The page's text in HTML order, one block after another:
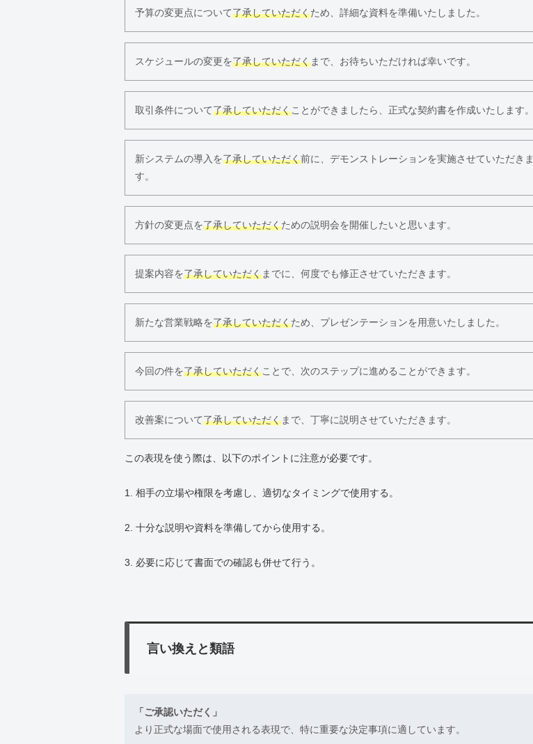
予算の変更点について了承していただくため、詳細な資料を準備いたしました。
スケジュールの変更を了承していただくまで、お待ちいただければ幸いです。
取引条件について了承していただくことができましたら、正式な契約書を作成いたします。
新システムの導入を了承していただく前に、デモンストレーションを実施させていただきま
す。
方針の変更点を了承していただくための説明会を開催したいと思います。
提案内容を了承していただくまでに、何度でも修正させていただきます。
新たな営業戦略を了承していただくため、プレゼンテーションを用意いたしました。
今回の件を了承していただくことで、次のステップに進めることができます。
改善案について了承していただくまで、丁寧に説明させていただきます。
この表現を使う際は、以下のポイントに注意が必要です。
1. 相手の立場や権限を考慮し、適切なタイミングで使用する。
2. 十分な説明や資料を準備してから使用する。
3. 必要に応じて書面での確認も併せて行う。
言い換えと類語
「ご承認いただく」
より正式な場面で使用される表現で、特に重要な決定事項に適しています。